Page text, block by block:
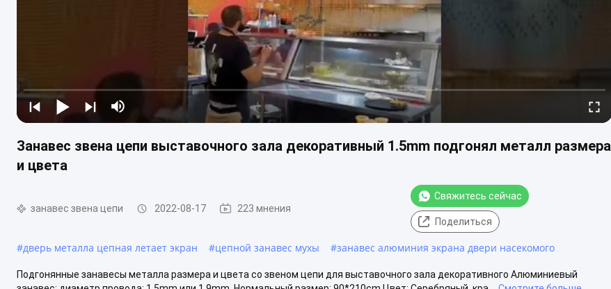
Занавес звена цепи выставочного зала декоративный 1.5mm подгонял металл размера
и цвета
занавес звена цепи 2022-08-17 223 мнения
Свяжитесь сейчас
Поделиться
#дверь металла цепная летает экран #цепной занавес мухы #занавес алюминия экрана двери насекомого
Подгонянные занавесы металла размера и цвета со звеном цепи для выставочного зала декоративного Алюминиевый